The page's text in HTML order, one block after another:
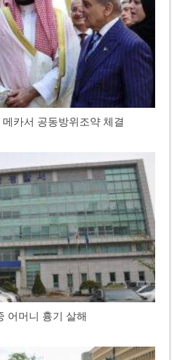
카서 공동방위조약 체결
어머니 흉기 살해